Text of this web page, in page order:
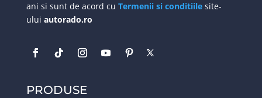
ani si sunt de acord cu Termenii si conditiilesite-
ului autorado.ro
PRODUSE